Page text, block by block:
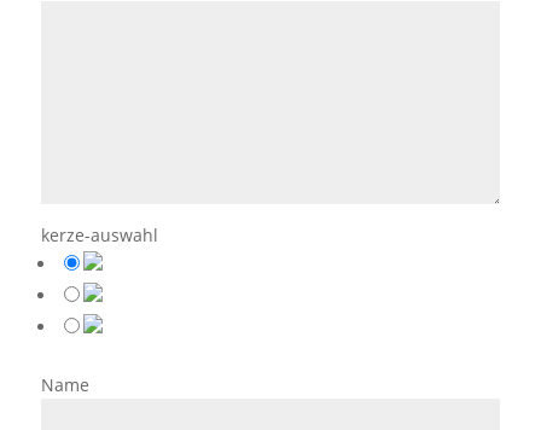
kerze-auswahl
Name